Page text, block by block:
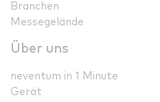
Branchen
Messegelände
Über uns
neventum in 1 Minute
Gerät